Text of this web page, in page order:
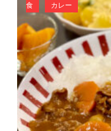
食
カレー